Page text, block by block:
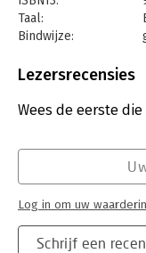
vastgesteld moet
bedrijven kunnen aan
Taal:
Bindwijze:
Uitgever:
Verschijningsdatum:
Serie:
Lezersrecensies
Wees de eerste
Schrijf een
Log in om uw